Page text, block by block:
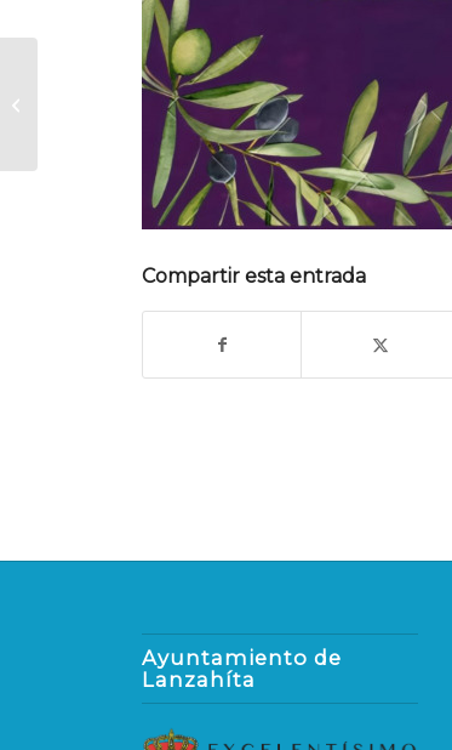
Compartir esta entrada
Ayuntamiento de
Lanzahíta
MODIFICACIÓN DÍA DE
RECOGIDA DE MUEBLES Y